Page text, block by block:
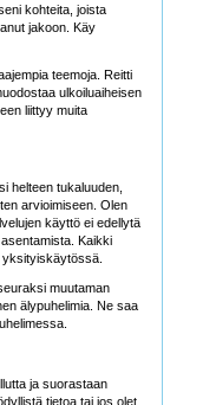
kohteita, joista
jakoon. Käy
teemoja. Reitti
ulkoiluaiheisen
liittyy muita
helteen tukaluuden,
arvioimiseen. Olen
käyttö ei edellytä
Kaikki
muutaman
älypuhelimia. Ne saa
ja suorastaan
tietoa tai jos olet